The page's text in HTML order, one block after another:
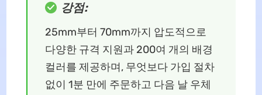
강점:
25mm부터 70mm까지 압도적으로
다양한 규격 지원과 200여 개의 배경
컬러를 제공하며, 무엇보다 가입 절차
없이 1분 만에 주문하고 다음 날 우체